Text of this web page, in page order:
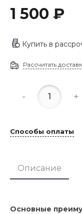
1 500 ₽
Купить в
Рассчитать
- +
Способы оплаты
Описание
Основные